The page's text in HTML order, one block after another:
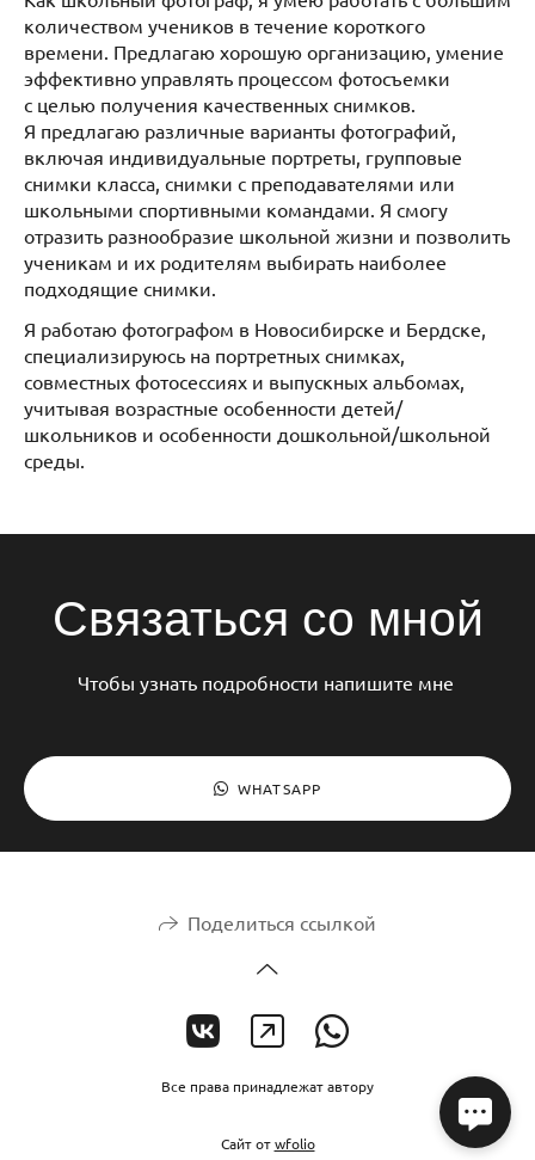
количеством учеников в течение короткого
времени. Предлагаю хорошую организацию, умение
эффективно управлять процессом фотосъемки
с целью получения качественных снимков.
Я предлагаю различные варианты фотографий,
включая индивидуальные портреты, групповые
снимки класса, снимки с преподавателями или
школьными спортивными командами. Я смогу
отразить разнообразие школьной жизни и позволить
ученикам и их родителям выбирать наиболее
подходящие снимки.
Я работаю фотографом в Новосибирске и Бердске,
специализируюсь на портретных снимках,
совместных фотосессиях и выпускных альбомах,
учитывая возрастные особенности детей/
школьников и особенности дошкольной/школьной
среды.
Связаться со мной
Чтобы узнать подробности напишите мне
WHATSAPP
Поделиться ссылкой
Все права принадлежат автору
Сайт отwfolio